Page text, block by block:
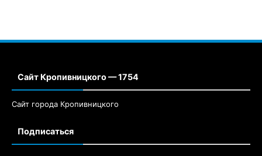
Сайт Кропивницкого — 1754
Сайт города Кропивницкого
Подписаться